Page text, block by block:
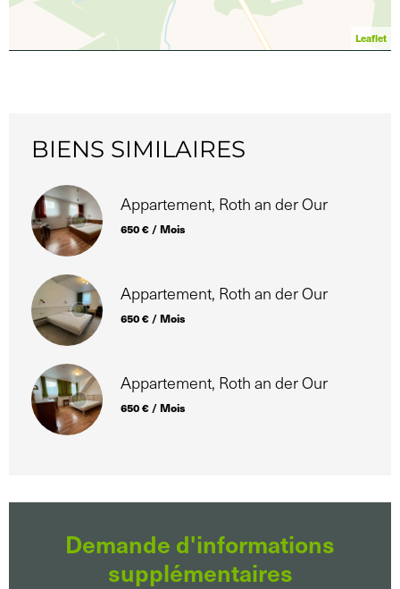
Leaflet
BIENS SIMILAIRES
Appartement, Roth an der Our
650 € / Mois
Appartement, Roth an der Our
650 € / Mois
Appartement, Roth an der Our
650 € / Mois
Demande d'informations
supplémentaires